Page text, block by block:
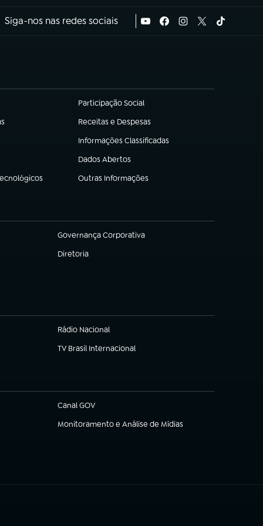
Siga-nos nas redes sociais
Participação Social
(abre em nova aba)
Receitas e Despesas
(abre em nova aba)
Informações Classificadas
(abre em nova aba)
Dados Abertos
(abre em nova aba)
Outras Informações
(abre em nova aba)
Governança Corporativa
(abre em nova aba)
Diretoria
(abre em nova aba)
Rádio Nacional
TV Brasil Internacional
(abre em nova aba)
Canal GOV
(abre em nova aba)
Monitoramento e Análise de Mídias
(abre em nova aba)